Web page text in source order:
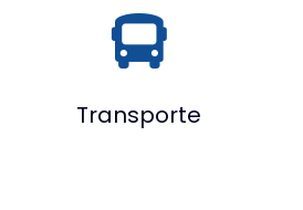
Transporte